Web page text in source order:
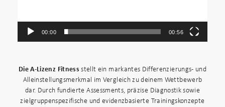
00:00 00:56
Die A-Lizenz Fitness stellt ein markantes Differenzierungs- und
Alleinstellungsmerkmal im Vergleich zu deinem Wettbewerb
dar. Durch fundierte Assessments, präzise Diagnostik sowie
zielgruppenspezifische und evidenzbasierte Trainingskonzepte